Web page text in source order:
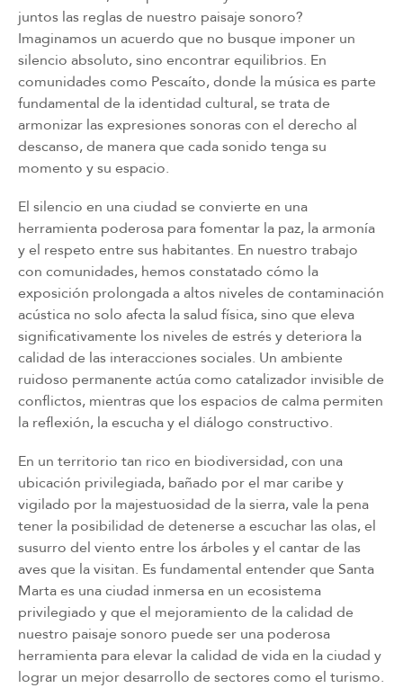
juntos las reglas de nuestro paisaje sonoro?
Imaginamos un acuerdo que no busque imponer un
silencio absoluto, sino encontrar equilibrios. En
comunidades como Pescaíto, donde la música es parte
fundamental de la identidad cultural, se trata de
armonizar las expresiones sonoras con el derecho al
descanso, de manera que cada sonido tenga su
momento y su espacio.
El silencio en una ciudad se convierte en una
herramienta poderosa para fomentar la paz, la armonía
y el respeto entre sus habitantes. En nuestro trabajo
con comunidades, hemos constatado cómo la
exposición prolongada a altos niveles de contaminación
acústica no solo afecta la salud física, sino que eleva
signiﬁcativamente los niveles de estrés y deteriora la
calidad de las interacciones sociales. Un ambiente
ruidoso permanente actúa como catalizador invisible de
conﬂictos, mientras que los espacios de calma permiten
la reﬂexión, la escucha y el diálogo constructivo.
En un territorio tan rico en biodiversidad, con una
ubicación privilegiada, bañado por el mar caribe y
vigilado por la majestuosidad de la sierra, vale la pena
tener la posibilidad de detenerse a escuchar las olas, el
susurro del viento entre los árboles y el cantar de las
aves que la visitan. Es fundamental entender que Santa
Marta es una ciudad inmersa en un ecosistema
privilegiado y que el mejoramiento de la calidad de
nuestro paisaje sonoro puede ser una poderosa
herramienta para elevar la calidad de vida en la ciudad y
lograr un mejor desarrollo de sectores como el turismo.